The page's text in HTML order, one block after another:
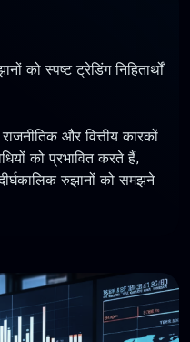
को स्पष्ट ट्रेडिंग निहितार्थों
और वित्तीय कारकों
को प्रभावित करते हैं,
रुझानों को समझने